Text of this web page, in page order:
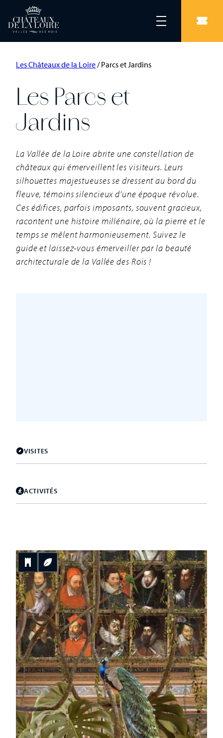
Les Châteaux de la Loire/Parcs et Jardins
Les Parcs et
Jardins
La Vallée de la Loire abrite une constellation de
châteaux qui émerveillent les visiteurs. Leurs
silhouettes majestueuses se dressent au bord du
fleuve, témoins silencieux d’une époque révolue.
Ces édifices, parfois imposants, souvent gracieux,
racontent une histoire millénaire, où la pierre et le
temps se mêlent harmonieusement. Suivez le
guide et laissez-vous émerveiller par la beauté
architecturale de la Vallée des Rois !
VISITES
ACTIVITÉS